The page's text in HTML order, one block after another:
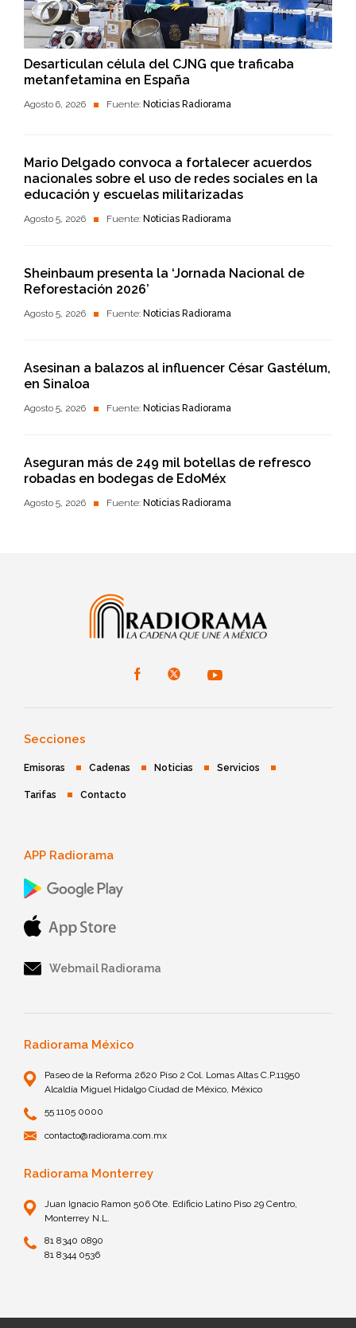
Desarticulan célula del CJNG que traficaba
metanfetamina en España
Agosto 6, 2026 Fuente: Noticias Radiorama
Mario Delgado convoca a fortalecer acuerdos
nacionales sobre el uso de redes sociales en la
educación y escuelas militarizadas
Agosto 5, 2026 Fuente: Noticias Radiorama
Sheinbaum presenta la ‘Jornada Nacional de
Reforestación 2026’
Agosto 5, 2026 Fuente: Noticias Radiorama
Asesinan a balazos al influencer César Gastélum,
en Sinaloa
Agosto 5, 2026 Fuente: Noticias Radiorama
Aseguran más de 249 mil botellas de refresco
robadas en bodegas de EdoMéx
Agosto 5, 2026 Fuente: Noticias Radiorama
Secciones
Emisoras Cadenas Noticias Servicios
Tarifas Contacto
APP Radiorama
Webmail Radiorama
Radiorama México
Paseo de la Reforma 2620 Piso 2 Col. Lomas Altas C.P.11950
Alcaldía Miguel Hidalgo Ciudad de México, México
55 1105 0000
contacto@radiorama.com.mx
Radiorama Monterrey
Juan Ignacio Ramon 506 Ote. Edificio Latino Piso 29 Centro,
Monterrey N.L.
81 8340 0890
81 8344 0536